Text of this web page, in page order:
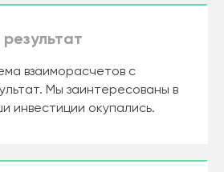
взаиморасчетов с
Мы заинтересованы в
инвестиции окупались.